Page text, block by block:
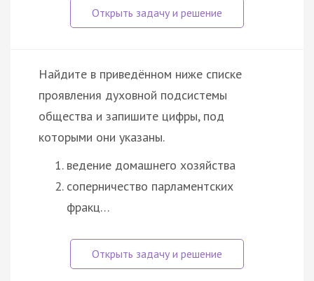
Найдите в приведённом ниже списке
проявления духовной подсистемы
общества и запишите цифры, под
которыми они указаны.
ведение домашнего хозяйства
соперничество парламентских
фракц…